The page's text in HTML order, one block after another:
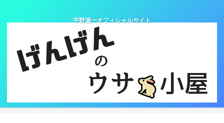
宇野源一オフィシャルサイト